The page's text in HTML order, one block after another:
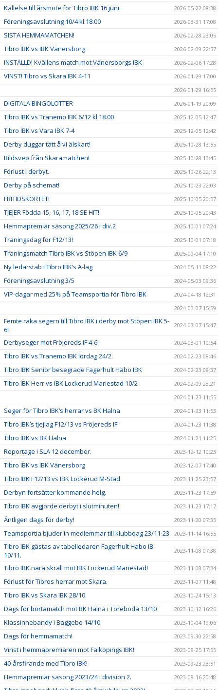
Kallelse till årsmöte för Tibro IBK 16 juni. 2026-05-22 08:38
Föreningsavslutning 10/4 kl.18.00 2026-03-31 17:08
SISTA HEMMAMATCHEN! 2026-02-28 23:05
Tibro IBK vs IBK Vänersborg. 2026-02-09 22:57
INSTÄLLD! Kvällens match mot Vänersborgs IBK 2026-02-06 17:28
VINST! Tibro vs Skara IBK 4-11
2026-01-29 17:00
2026-01-29 16:55
DIGITALA BINGOLOTTER 2026-01-19 20:09
Tibro IBK vs Tranemo IBK 6/12 kl.18.00 2025-12-05 12:47
Tibro IBK vs Vara IBK 7-4 2025-12-05 12:42
Derby duggar tätt å vi älskart! 2025-10-28 13:55
Bildsvep från Skaramatchen! 2025-10-28 13:45
Förlust i derbyt. 2025-10-26 22:13
Derby på schemat! 2025-10-23 22:03
FRITIDSKORTET! 2025-10-05 20:57
TJEJER Födda 15, 16, 17, 18 SE HIT! 2025-10-05 20:43
Hemmapremiär säsong 2025/26 i div.2 2025-10-01 07:24
Träningsdag för F12/13! 2025-10-01 07:18
Träningsmatch Tibro IBK vs Stöpen IBK 6/9 2025-09-04 17:10
Ny ledarstab i Tibro IBK’s A-lag 2024-05-11 08:22
Föreningsavslutning 3/5 2024-05-03 09:36
VIP-dagar med 25% på Teamsportia för Tibro IBK
2024-04-18 12:31
2024-03-07 15:59
Femte raka segern till Tibro IBK i derby mot Stöpen IBK 5-
6!
2024-03-07 15:47
Derbyseger mot Fröjereds IF 4-6! 2024-03-01 10:54
Tibro IBK vs Tranemo IBK lördag 24/2. 2024-02-23 08:46
Tibro IBK Senior besegrade Fagerhult Habo IBK 2024-02-23 08:37
Tibro IBK Herr vs IBK Lockerud Mariestad 10/2
2024-02-09 23:21
2024-01-23 11:55
Seger för Tibro IBK’s herrar vs BK Halna 2024-01-23 11:53
Tibro IBK’s tjejlag F12/13 vs Fröjereds IF 2024-01-23 11:38
Tibro IBK vs BK Halna 2024-01-21 11:25
Reportage i SLA 12 december. 2023-12-12 10:23
Tibro IBK vs IBK Vänersborg 2023-12-07 17:40
Tibro IBK F12/13 vs IBK Lockerud M-Stad 2023-11-25 23:57
Derbyn fortsätter kommande helg. 2023-11-23 17:59
Tibro IBK avgjorde derbyt i slutminuten! 2023-11-23 17:17
Äntligen dags för derby! 2023-11-20 07:35
Teamsportia bjuder in medlemmar till klubbdag 23/11-23 2023-11-14 16:55
Tibro IBK gästas av tabelledaren Fagerhult Habo IB
10/11.
2023-11-08 07:38
Tibro IBK nära skräll mot IBK Lockerud Mariestad! 2023-11-08 07:34
Förlust för Tibros herrar mot Skara. 2023-11-07 11:48
Tibro IBK vs Skara IBK 28/10 2023-10-24 15:13
Dags för bortamatch mot BK Halna i Töreboda 13/10 2023-10-12 16:26
Klassinnebandy i Baggebo 14/10. 2023-10-04 19:06
Dags för hemmamatch! 2023-09-30 22:58
Vinst i hemmapremiären mot Falköpings IBK! 2023-09-25 17:55
40-årsfirande med Tibro IBK! 2023-09-23 23:51
Hemmapremiär säsong 2023/24 i division 2. 2023-09-16 20:48